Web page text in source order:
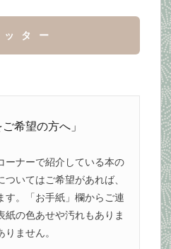
ター
ご希望の方へ」
ーナーで紹介している本の
いてはご希望があれば、
す。「お手紙」欄からご連
紙の色あせや汚れもありま
ません。